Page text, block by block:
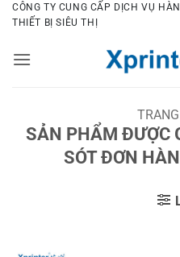
Bỏ
qua
dung
CÔNG TY CUNG CẤP DỊCH VỤ
THIẾT BỊ SIÊU THỊ
SẢN PHẨM ĐƯỢC
SÓT ĐƠN